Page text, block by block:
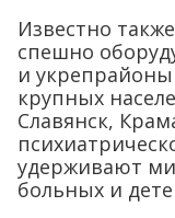
Известно
спешно
и
крупных
Славянск,
удерживают
больных и